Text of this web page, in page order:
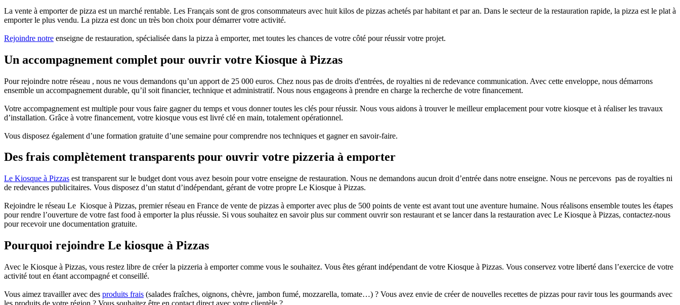
La vente à emporter de pizza est un marché rentable. Les Français sont de gros consommateurs avec huit kilos de pizzas achetés par habitant et par an. Dans le secteur de la restauration rapide, la pizza est le plat à
emporter le plus vendu. La pizza est donc un très bon choix pour démarrer votre activité.
Rejoindre notre enseigne de restauration, spécialisée dans la pizza à emporter, met toutes les chances de votre côté pour réussir votre projet.
Un accompagnement complet pour ouvrir votre Kiosque à Pizzas
Pour rejoindre notre réseau , nous ne vous demandons qu’un apport de 25 000 euros. Chez nous pas de droits d'entrées, de royalties ni de redevance communication. Avec cette enveloppe, nous démarrons
ensemble un accompagnement durable, qu’il soit financier, technique et administratif. Nous nous engageons à prendre en charge la recherche de votre financement.
Votre accompagnement est multiple pour vous faire gagner du temps et vous donner toutes les clés pour réussir. Nous vous aidons à trouver le meilleur emplacement pour votre kiosque et à réaliser les travaux
d’installation. Grâce à votre financement, votre kiosque vous est livré clé en main, totalement opérationnel.
Vous disposez également d’une formation gratuite d’une semaine pour comprendre nos techniques et gagner en savoir-faire.
Des frais complètement transparents pour ouvrir votre pizzeria à emporter
Le Kiosque à Pizzas est transparent sur le budget dont vous avez besoin pour votre enseigne de restauration. Nous ne demandons aucun droit d’entrée dans notre enseigne. Nous ne percevons pas de royalties ni
de redevances publicitaires. Vous disposez d’un statut d’indépendant, gérant de votre propre Le Kiosque à Pizzas.
Rejoindre le réseau Le Kiosque à Pizzas, premier réseau en France de vente de pizzas à emporter avec plus de 500 points de vente est avant tout une aventure humaine. Nous réalisons ensemble toutes les étapes
pour rendre l’ouverture de votre fast food à emporter la plus réussie. Si vous souhaitez en savoir plus sur comment ouvrir son restaurant et se lancer dans la restauration avec Le Kiosque à Pizzas, contactez-nous
pour recevoir une documentation gratuite.
Pourquoi rejoindre Le kiosque à Pizzas
Avec le Kiosque à Pizzas, vous restez libre de créer la pizzeria à emporter comme vous le souhaitez. Vous êtes gérant indépendant de votre Kiosque à Pizzas. Vous conservez votre liberté dans l’exercice de votre
activité tout en étant accompagné et conseillé.
Vous aimez travailler avec des produits frais (salades fraîches, oignons, chèvre, jambon fumé, mozzarella, tomate…) ? Vous avez envie de créer de nouvelles recettes de pizzas pour ravir tous les gourmands avec